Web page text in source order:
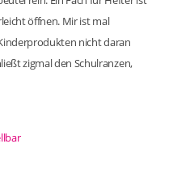
öffnen. Mir ist mal
nicht daran
zigmal den Schulranzen,